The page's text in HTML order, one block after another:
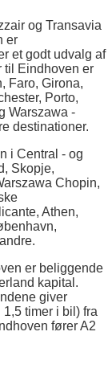
og Transavia
er
et godt udvalg af
til Eindhoven er
Faro, Girona,
Porto,
Warszawa -
destinationer.
i Central - og
Skopje,
Chopin,
Athen,
er beliggende
kapital.
giver
timer i bil) fra
fører A2